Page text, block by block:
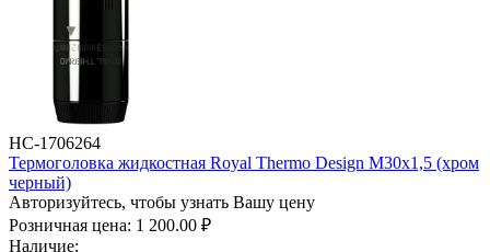
НС-1706264
Термоголовка жидкостная Royal Thermo Design М30х1,5 (хром
черный)
Авторизуйтесь, чтобы узнать Вашу цену
Розничная цена: 1 200.00 ₽
Наличие: